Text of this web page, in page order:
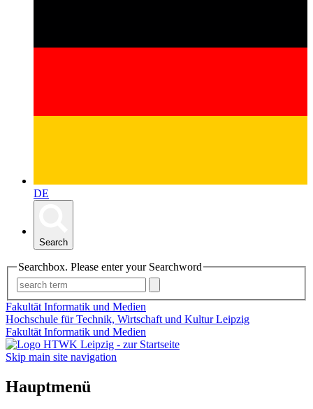
DE
Search
Searchbox. Please enter your Searchword
Fakultät Informatik und Medien
Hochschule für Technik, Wirtschaft und Kultur Leipzig
Fakultät Informatik und Medien
Skip main site navigation
Hauptmenü